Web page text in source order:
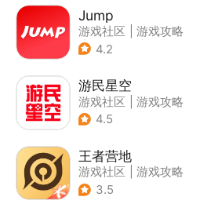
Jump
游戏社区
游戏攻略
| 游戏交易
4.2
游民星空
游戏社区
游戏攻略
4.5
王者营地
游戏社区
游戏攻略
3.5